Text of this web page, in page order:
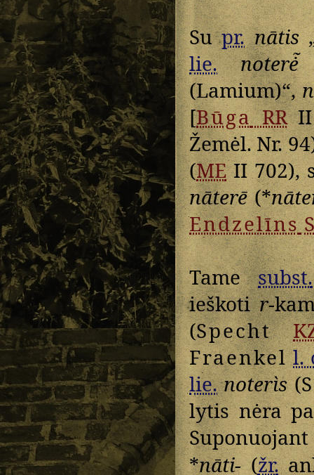
Supr. nātis
lie.
noterė̃
(Lamium)“,
[BūgaRRII
Žemėl. Nr.
(MEII 702),
nāterē(*
Endzelīns
Tamesubst.
ieškotir-
(Specht
Fraenkel l.
lie. noterìs(
lytis nėra
*nāti-(žr.